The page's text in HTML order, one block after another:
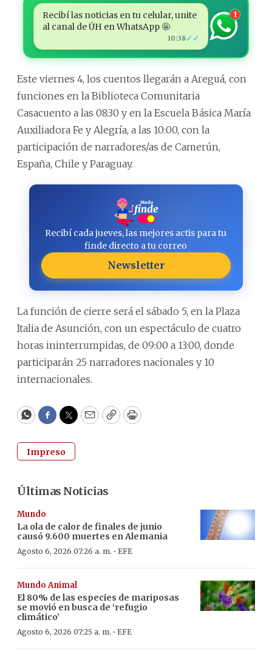
Recibí las noticias en tu celular, unite
al canal de ÚH en WhatsApp 🤩
10:38✓✓
1
Este viernes 4, los cuentos llegarán a Areguá, con
funciones en la Biblioteca Comunitaria
Casacuento a las 08:30 y en la Escuela Básica María
Auxiliadora Fe y Alegría, a las 10:00, con la
participación de narradores/as de Camerún,
España, Chile y Paraguay.
Recibí cada jueves, las mejores actis para tu
finde directo a tu correo
Newsletter
La función de cierre será el sábado 5, en la Plaza
Italia de Asunción, con un espectáculo de cuatro
horas ininterrumpidas, de 09:00 a 13:00, donde
participarán 25 narradores nacionales y 10
internacionales.
WhatsApp
Facebook
Twitter
EmailCopyPrint
Impreso
Últimas Noticias
Mundo
La ola de calor de finales de junio
causó 9.600 muertes en Alemania
Agosto 6, 2026 07:26 a. m. · EFE
Mundo Animal
El 80% de las especies de mariposas
se movió en busca de ‘refugio
climático’
Agosto 6, 2026 07:25 a. m. · EFE